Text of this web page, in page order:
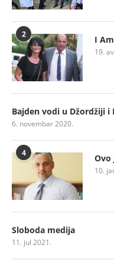
2 I
19.
Bajden vodi u Džordžiji i
6. novembar 2020.
4 Ovo
10.
Sloboda medija
11. jul 2021.